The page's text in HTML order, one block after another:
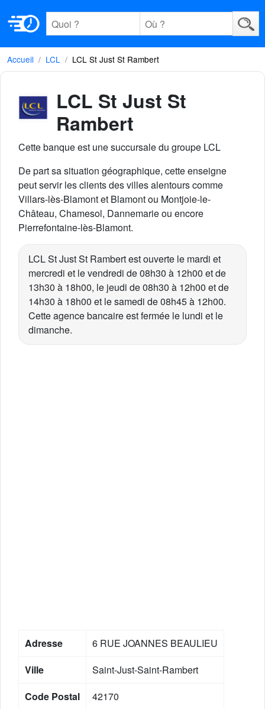
Accueil LCL LCL St Just St Rambert
LCL St Just St
Rambert
Cette banque est une succursale du groupe LCL
De part sa situation géographique, cette enseigne
peut servir les clients des villes alentours comme
Villars-lès-Blamont et Blamont ou Montjoie-le-
Château, Chamesol, Dannemarie ou encore
Pierrefontaine-lès-Blamont.
LCL St Just St Rambert est ouverte le mardi et
mercredi et le vendredi de 08h30 à 12h00 et de
13h30 à 18h00, le jeudi de 08h30 à 12h00 et de
14h30 à 18h00 et le samedi de 08h45 à 12h00.
Cette agence bancaire est fermée le lundi et le
dimanche.
Adresse
6 RUE JOANNES BEAULIEU
Ville
Saint-Just-Saint-Rambert
Code Postal
42170